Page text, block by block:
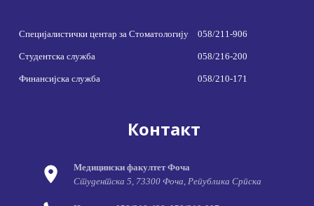
Специјалистички центар за Стоматологију 058/211-906
Студентска служба 058/216-200
Финансијска служба 058/210-171
Контакт
Медицински факултет Фоча
Студентска 5, 73300 Фоча, Република Српска